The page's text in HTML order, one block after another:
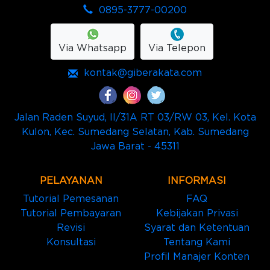
0895-3777-00200
Via Whatsapp Via Telepon
kontak@giberakata.com
Jalan Raden Suyud, II/31A RT 03/RW 03, Kel. Kota
Kulon, Kec. Sumedang Selatan, Kab. Sumedang
Jawa Barat - 45311
PELAYANAN
Tutorial Pemesanan
Tutorial Pembayaran
Revisi
Konsultasi
INFORMASI
FAQ
Kebijakan Privasi
Syarat dan Ketentuan
Tentang Kami
Profil Manajer Konten